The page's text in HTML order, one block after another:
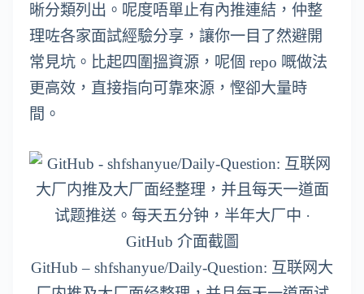
晰分類列出。呢度唔單止有內推連結，仲整
理咗各家面試經驗分享，讓你一目了然避開
常見坑。比起四圍搵資源，呢個 repo 嘅做法
更高效，直接指向可靠來源，慳卻大量時
間。
GitHub – shfshanyue/Daily-Question: 互联网大